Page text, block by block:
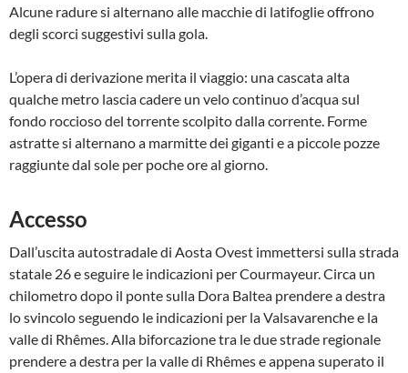
Alcune radure si alternano alle macchie di latifoglie offrono
degli scorci suggestivi sulla gola.
L’opera di derivazione merita il viaggio: una cascata alta
qualche metro lascia cadere un velo continuo d’acqua sul
fondo roccioso del torrente scolpito dalla corrente. Forme
astratte si alternano a marmitte dei giganti e a piccole pozze
raggiunte dal sole per poche ore al giorno.
Accesso
Dall’uscita autostradale di Aosta Ovest immettersi sulla strada
statale 26 e seguire le indicazioni per Courmayeur. Circa un
chilometro dopo il ponte sulla Dora Baltea prendere a destra
lo svincolo seguendo le indicazioni per la Valsavarenche e la
valle di Rhêmes. Alla biforcazione tra le due strade regionale
prendere a destra per la valle di Rhêmes e appena superato il